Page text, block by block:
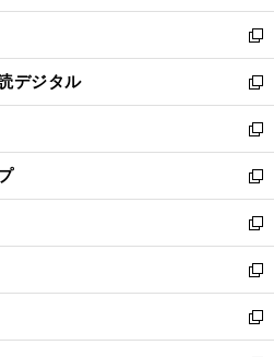
開
く
ウ
で
開
く
ン
ド
ウ
で
開
く
ウ
ィ
ン
ド
ウ
で
開
く
新
し
い
ウ
ィ
ン
ド
ウ
で
開
く
デジタル
新
し
い
ウ
ィ
ン
ド
ウ
で
開
く
新
し
い
ウ
ィ
ン
ド
ウ
で
開
新
し
い
ウ
ィ
ン
ド
ウ
新
し
い
ウ
ィ
ン
新
し
い
ウ
新
し